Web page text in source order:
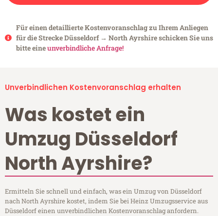
Für einen detaillierte Kostenvoranschlag zu Ihrem Anliegen
für die Strecke Düsseldorf → North Ayrshire schicken Sie uns
bitte eineunverbindliche Anfrage!
Unverbindlichen Kostenvoranschlag erhalten
Was kostet ein
Umzug Düsseldorf
North Ayrshire?
Ermitteln Sie schnell und einfach, was ein Umzug von Düsseldorf
nach North Ayrshire kostet, indem Sie bei Heinz Umzugsservice aus
Düsseldorf einen unverbindlichen Kostenvoranschlag anfordern.